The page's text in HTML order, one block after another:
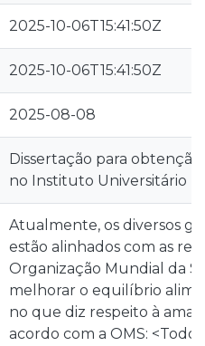
2025-10-06T15:41:50Z
2025-10-06T15:41:50Z
2025-08-08
Dissertação para
no Instituto Universitário
Atualmente, os diversos
estão alinhados com as
Organização Mundial da
melhorar o equilíbrio
no que diz respeito à
acordo com a OMS: